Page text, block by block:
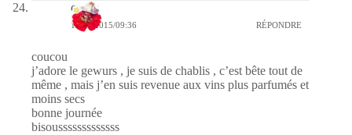
cerise
16/03/2015/09:36 RÉPONDRE
coucou
j’adore le gewurs , je suis de chablis , c’est bête tout de
même , mais j’en suis revenue aux vins plus parfumés et
moins secs
bonne journée
bisousssssssssssss